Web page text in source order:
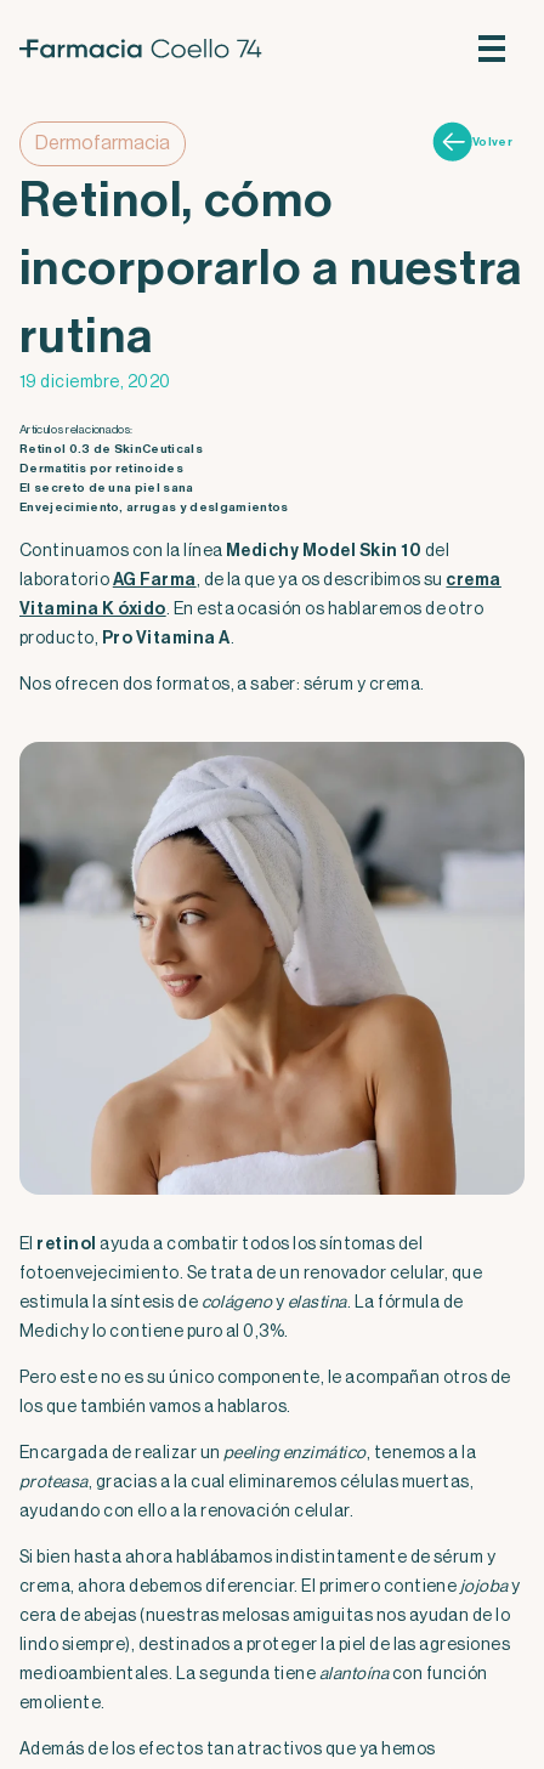
Volver
Dermofarmacia
Retinol, cómo
incorporarlo a nuestra
rutina
19 diciembre, 2020
Artículos relacionados:
Retinol 0.3 de SkinCeuticals
Dermatitis por retinoides
El secreto de una piel sana
Envejecimiento, arrugas y deslgamientos
Continuamos con la línea Medichy Model Skin 10 del
laboratorio AG Farma, de la que ya os describimos su crema
Vitamina K óxido. En esta ocasión os hablaremos de otro
producto, Pro Vitamina A.
Nos ofrecen dos formatos, a saber: sérum y crema.
El retinol ayuda a combatir todos los síntomas del
fotoenvejecimiento. Se trata de un renovador celular, que
estimula la síntesis de colágenoy elastina. La fórmula de
Medichy lo contiene puro al 0,3%.
Pero este no es su único componente, le acompañan otros de
los que también vamos a hablaros.
Encargada de realizar un peeling enzimático, tenemos a la
proteasa, gracias a la cual eliminaremos células muertas,
ayudando con ello a la renovación celular.
Si bien hasta ahora hablábamos indistintamente de sérum y
crema, ahora debemos diferenciar. El primero contiene jojobay
cera de abejas (nuestras melosas amiguitas nos ayudan de lo
lindo siempre), destinados a proteger la piel de las agresiones
medioambientales. La segunda tiene alantoínacon función
emoliente.
Además de los efectos tan atractivos que ya hemos